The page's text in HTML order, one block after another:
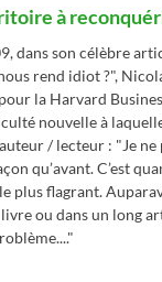
à
dans son célèbre
rend idiot ?",
la Harvard
nouvelle à
/ lecteur : "Je ne
qu’avant. C’est
plus flagrant.
ou dans un long